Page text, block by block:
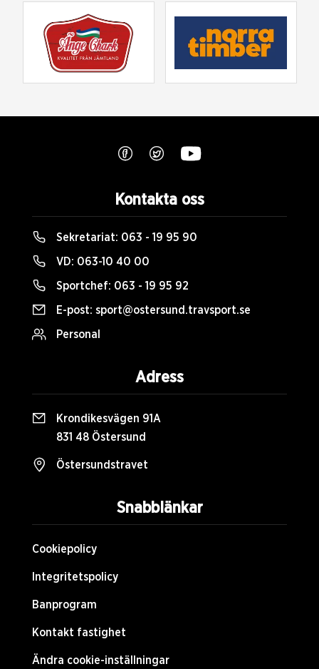
Snabblänkar
Cookiepolicy
Integritetspolicy
Banprogram
Kontakt fastighet
Ändra cookie-inställningar
Kontakta oss
Sekretariat: 063 - 19 95 90
VD: 063-10 40 00
Sportchef: 063 - 19 95 92
E-post: sport@ostersund.travsport.se
Personal
Adress
Krondikesvägen 91A
831 48 Östersund
Östersundstravet